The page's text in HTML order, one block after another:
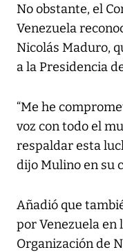
No obstante, el
Venezuela
Nicolás Maduro,
a la Presidencia
“Me he
voz con todo el
respaldar esta
dijo Mulino en su
Añadió que
por Venezuela en
Organización de